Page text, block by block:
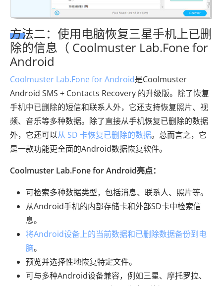
方法二：使用电脑恢复三星手机上已删
除的信息（ Coolmuster Lab.Fone for
Android
Coolmuster Lab.Fone for Android是Coolmuster
Android SMS + Contacts Recovery 的升级版。除了恢复
手机中已删除的短信和联系人外，它还支持恢复照片、视
频、音乐等多种数据。除了直接从手机恢复已删除的数据
外，它还可以从 SD 卡恢复已删除的数据。总而言之，它
是一款功能更全面的Android数据恢复软件。
Coolmuster Lab.Fone for Android亮点：
可检索多种数据类型，包括消息、联系人、照片等。
从Android手机的内部存储卡和外部SD卡中检索信
息。
将Android设备上的当前数据和已删除数据备份到电
脑。
预览并选择性地恢复特定文件。
可与多种Android设备兼容，例如三星、摩托罗拉、